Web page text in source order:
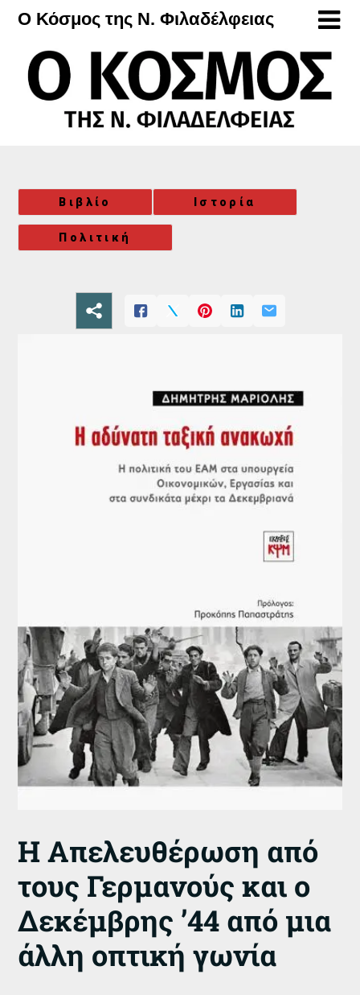
Μετάβαση
περιεχόμενο
Ο Κόσμος της Ν. Φιλαδέλφειας
Βιβλίο Ιστορία
Πολιτική
Η Απελευθέρωση από
τους Γερμανούς και ο
Δεκέμβρης ’44 από μια
άλλη οπτική γωνία